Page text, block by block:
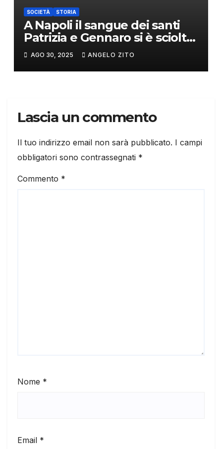
SOCIETÀ STORIA
A Napoli il sangue dei santi
Patrizia e Gennaro si è sciolto
nello stesso giorno
AGO 30, 2025 ANGELO ZITO
Lascia un commento
Il tuo indirizzo email non sarà pubblicato. I campi
obbligatori sono contrassegnati *
Commento *
Nome *
Email *